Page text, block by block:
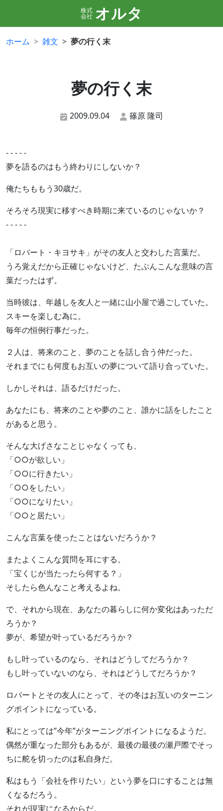
株式
会社 オルタ
ホーム 雑文 夢の行く末
夢の行く末
2009.09.04 篠原 隆司
- - - - -
夢を語るのはもう終わりにしないか？
俺たちももう30歳だ。
そろそろ現実に移すべき時期に来ているのじゃないか？
- - - - -
「ロバート・キヨサキ」がその友人と交わした言葉だ。
うろ覚えだから正確じゃないけど、たぶんこんな意味の言
葉だったはず。
当時彼は、年越しを友人と一緒に山小屋で過ごしていた。
スキーを楽しむ為に。
毎年の恒例行事だった。
２人は、将来のこと、夢のことを話し合う仲だった。
それまでにも何度もお互いの夢について語り合っていた。
しかしそれは、語るだけだった。
あなたにも、将来のことや夢のこと、誰かに話をしたこと
があると思う。
そんな大げさなことじゃなくっても、
「○○が欲しい」
「○○に行きたい」
「○○をしたい」
「○○になりたい」
「○○と居たい」
こんな言葉を使ったことはないだろうか？
またよくこんな質問を耳にする。
「宝くじが当たったら何する？」
そしたら色んなこと考えるよね。
で、それから現在、あなたの暮らしに何か変化はあっただ
ろうか？
夢が、希望が叶っているだろうか？
もし叶っているのなら、それはどうしてだろうか？
もし叶っていないのなら、それはどうしてだろうか？
ロバートとその友人にとって、その冬はお互いのターニン
グポイントになっている。
私にとっては”今年”がターニングポイントになるようだ。
偶然が重なった部分もあるが、最後の最後の瀬戸際でそっ
ちに舵を切ったのは私自身だ。
私はもう「会社を作りたい」という夢を口にすることは無
くなるだろう。
それが現実になるからだ。